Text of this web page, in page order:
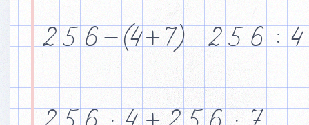
2 5 6 & (4+7) 2 5 6 $ 4